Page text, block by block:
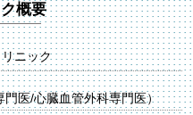
概要
ニック
門医/心臓血管外科専門医）